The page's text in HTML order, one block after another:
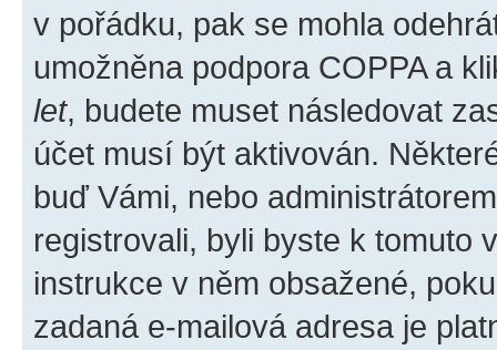
v pořádku, pak se mohla
umožněna podpora COPPA a
let, budete muset následovat
účet musí být aktivován.
buď Vámi, nebo
registrovali, byli byste k tomuto
instrukce v něm obsažené,
zadaná e-mailová adresa je